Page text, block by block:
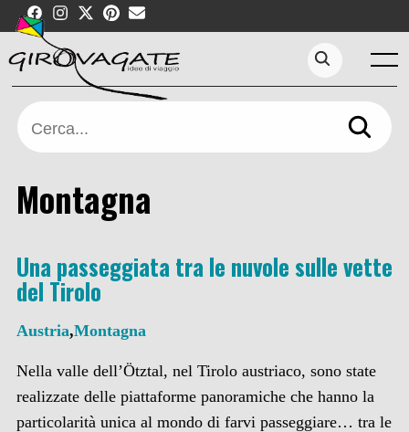
Skip
content
Menu
Search...
Cerca...
Montagna
Una passeggiata tra le nuvole sulle vette
del Tirolo
Austria,Montagna
Nella valle dell’Ötztal, nel Tirolo austriaco, sono state
realizzate delle piattaforme panoramiche che hanno la
particolarità unica al mondo di farvi passeggiare… tra le